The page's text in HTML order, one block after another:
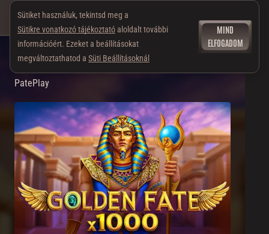
Golden Fate 1000
PatePlay
Sütiket használuk, tekintsd meg a
Sütikre vonatkozó tájékoztatóaloldalt további
információért. Ezeket a beállításokat
megváltoztathatod a Süti Beállításoknál
MIND
ELFOGADOM